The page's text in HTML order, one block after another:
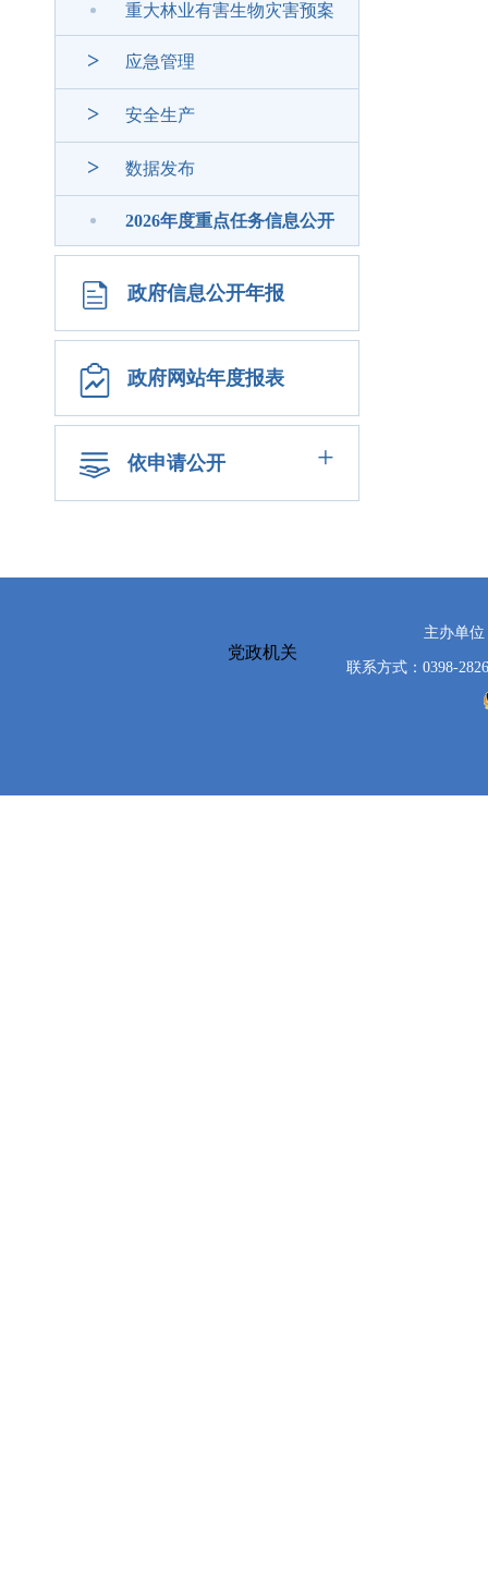
重大林业有害生物灾害预案
> 应急管理
> 安全生产
> 数据发布
2026年度重点任务信息公开
政府信息公开年报
政府网站年度报表
依申请公开 +
党政机关
主办单
联系方式：0398-